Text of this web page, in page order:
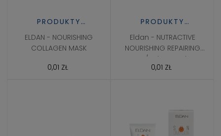
PRODUKTY
PROFESJONALNE
ELDAN - NOURISHING
COLLAGEN MASK
0,01 ZŁ
PRODUKTY
PROFESJONALNE
Eldan - NUTRACTIVE
NOURISHING REPAIRING
CREAM/Odżywczy krem
naprawczy 250ml
0,01 ZŁ